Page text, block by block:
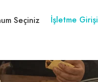
Seçiniz İşletme Girişi